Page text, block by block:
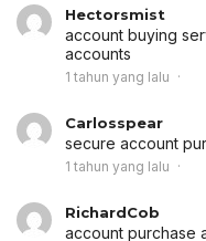
Hectorsmist
account buying
accounts
1 tahun yang lalu
Carlosspear
secure account
1 tahun yang lalu
RichardCob
account purchase